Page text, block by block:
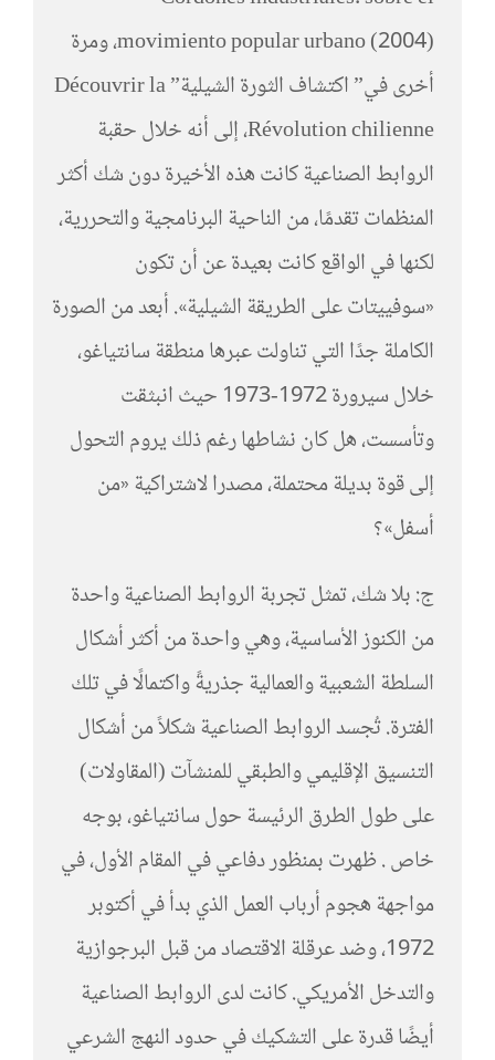
movimiento popular urbano (2004)، ومرة
أخرى في” اكتشاف الثورة الشيلية” Découvrir la
Révolution chilienne، إلى أنه خلال حقبة
الروابط الصناعية كانت هذه الأخيرة دون شك أكثر
المنظمات تقدمًا، من الناحية البرنامجية والتحررية،
لكنها في الواقع كانت بعيدة عن أن تكون
«سوفييتات على الطريقة الشيلية». أبعد من الصورة
الكاملة جدًا التي تناولت عبرها منطقة سانتياغو،
خلال سيرورة 1972-1973 حيث انبثقت
وتأسست، هل كان نشاطها رغم ذلك يروم التحول
إلى قوة بديلة محتملة، مصدرا لاشتراكية «من
أسفل»؟
ج: بلا شك، تمثل تجربة الروابط الصناعية واحدة
من الكنوز الأساسية، وهي واحدة من أكثر أشكال
السلطة الشعبية والعمالية جذريةً واكتمالًا في تلك
الفترة. تُجسد الروابط الصناعية شكلاً من أشكال
التنسيق الإقليمي والطبقي للمنشآت (المقاولات)
على طول الطرق الرئيسة حول سانتياغو، بوجه
خاص . ظهرت بمنظور دفاعي في المقام الأول، في
مواجهة هجوم أرباب العمل الذي بدأ في أكتوبر
1972، وضد عرقلة الاقتصاد من قبل البرجوازية
والتدخل الأمريكي. كانت لدى الروابط الصناعية
أيضًا قدرة على التشكيك في حدود النهج الشرعي